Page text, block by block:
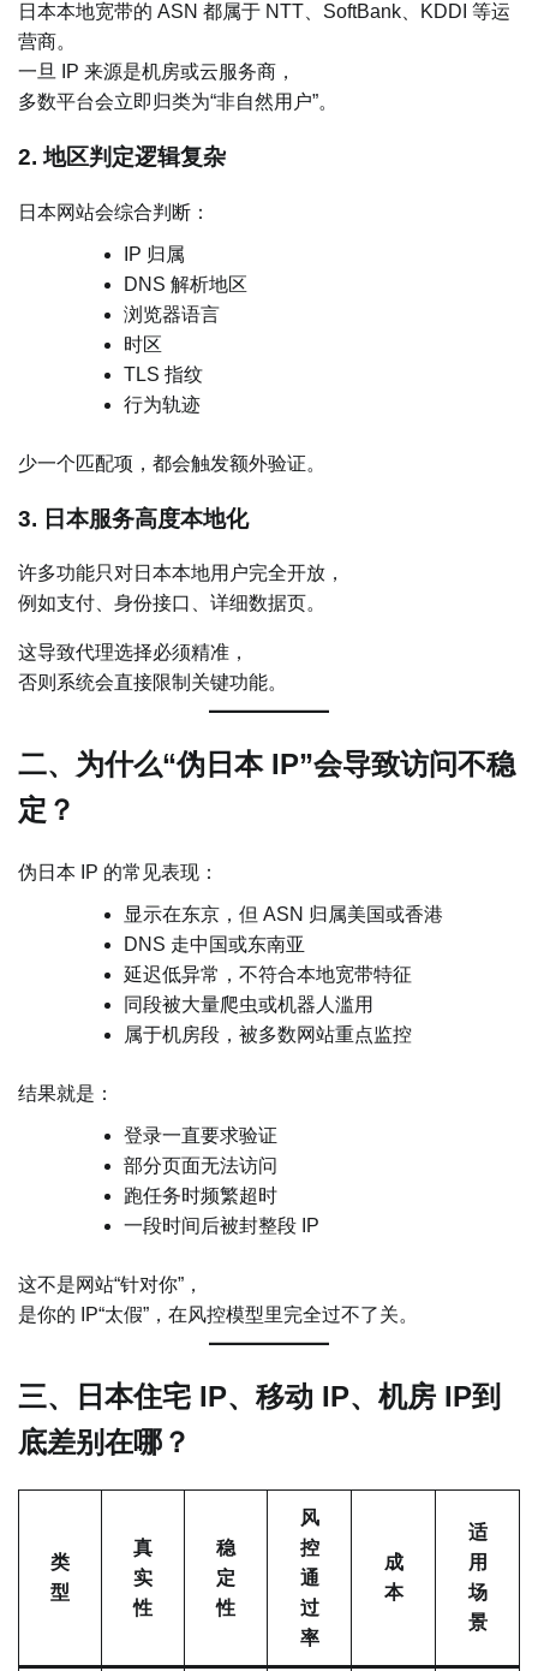
日本本地宽带的 ASN 都属于 NTT、SoftBank、KDDI 等运
营商。
一旦 IP 来源是机房或云服务商，
多数平台会立即归类为“非自然用户”。
2. 地区判定逻辑复杂
日本网站会综合判断：
IP 归属
DNS 解析地区
浏览器语言
时区
TLS 指纹
行为轨迹
少一个匹配项，都会触发额外验证。
3. 日本服务高度本地化
许多功能只对日本本地用户完全开放，
例如支付、身份接口、详细数据页。
这导致代理选择必须精准，
否则系统会直接限制关键功能。
二、为什么“伪日本 IP”会导致访问不稳
定？
伪日本 IP 的常见表现：
显示在东京，但 ASN 归属美国或香港
DNS 走中国或东南亚
延迟低异常，不符合本地宽带特征
同段被大量爬虫或机器人滥用
属于机房段，被多数网站重点监控
结果就是：
登录一直要求验证
部分页面无法访问
跑任务时频繁超时
一段时间后被封整段 IP
这不是网站“针对你”，
是你的 IP“太假”，在风控模型里完全过不了关。
三、日本住宅 IP、移动 IP、机房 IP到
底差别在哪？
类
型
真
实
性
稳
定
性
风
控
通
过
率
成
本
适
用
场
景